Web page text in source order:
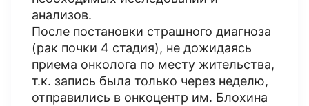
анализов.
После постановки страшного диагноза
(рак почки 4 стадия), не дожидаясь
приема онколога по месту жительства,
т.к. запись была только через неделю,
отправились в онкоцентр им. Блохина